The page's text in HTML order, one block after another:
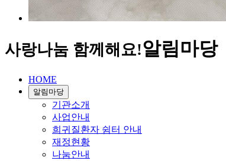
사랑나눔 함께해요!알림마당
HOME
알림마당
기관소개
사업안내
희귀질환자 쉼터 안내
재정현황
나눔안내